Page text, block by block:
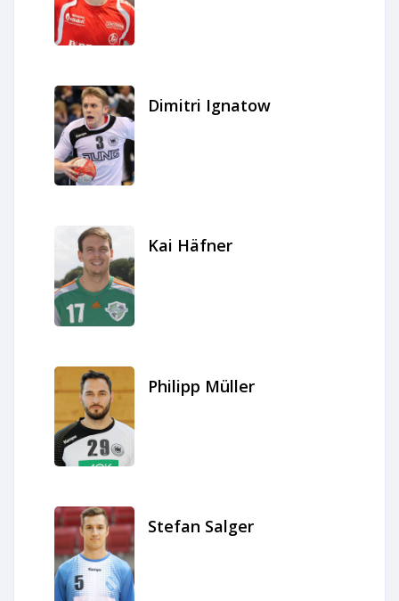
Dimitri Ignatow
Kai Häfner
Philipp Müller
Stefan Salger